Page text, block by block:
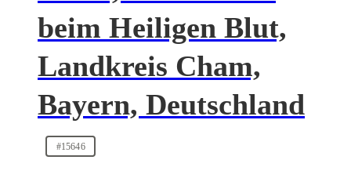
beim Heiligen Blut,
Landkreis Cham,
Bayern, Deutschland
#15646